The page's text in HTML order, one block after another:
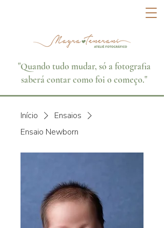
"Quando tudo mudar, só a fotografia
saberá contar como foi o começo."
Início
Ensaios
Ensaio Newborn